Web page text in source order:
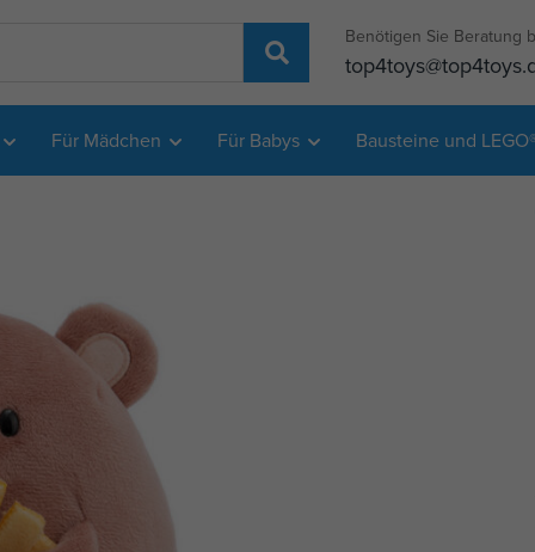
Benötigen Sie Beratung
Für Mädchen Für Babys Bausteine und